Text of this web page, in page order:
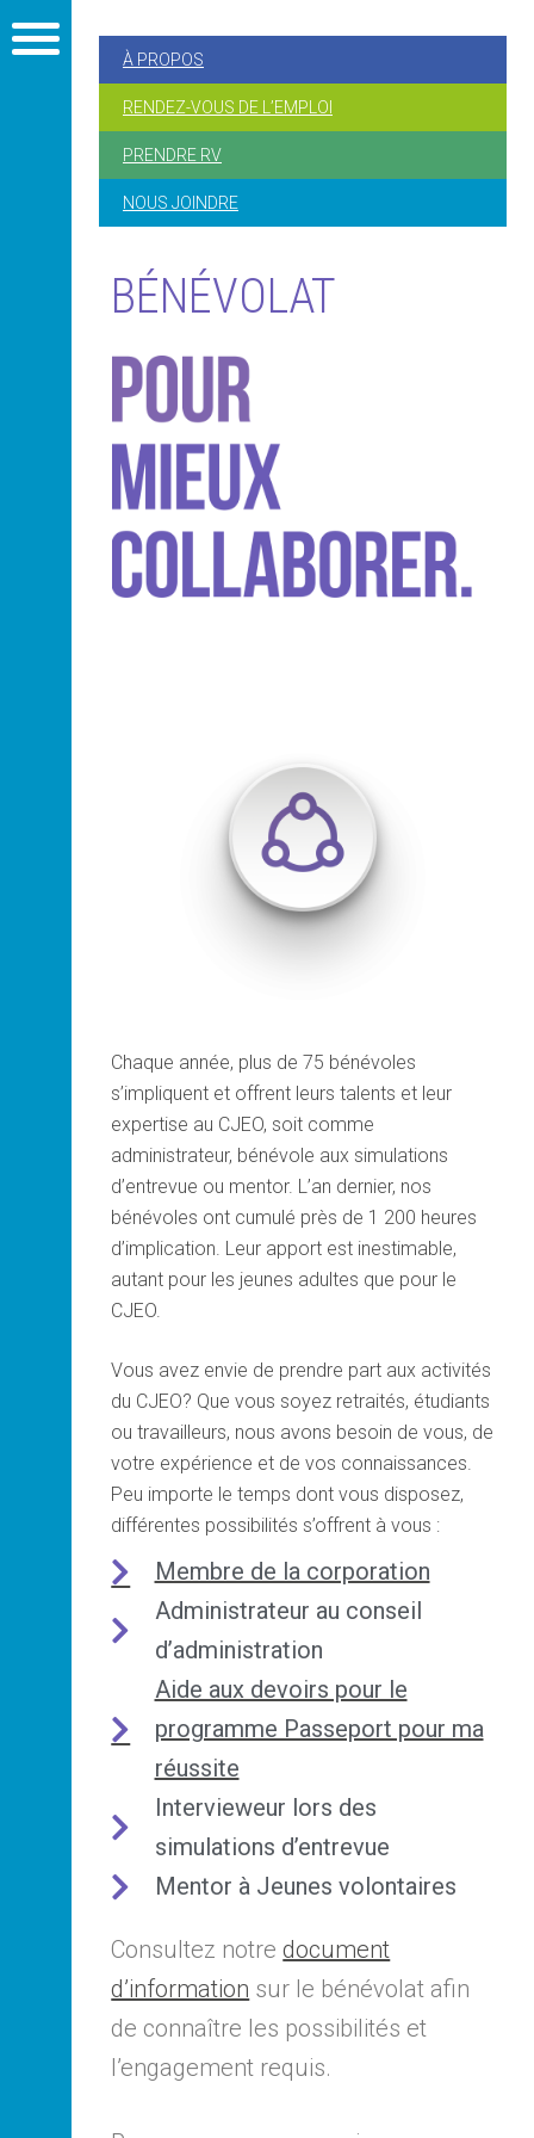
À PROPOS
RENDEZ-VOUS DE L’EMPLOI
PRENDRE RV
NOUS JOINDRE
BÉNÉVOLAT
Chaque année, plus de 75 bénévoles
s’impliquent et offrent leurs talents et leur
expertise au CJEO, soit comme
administrateur, bénévole aux simulations
d’entrevue ou mentor. L’an dernier, nos
bénévoles ont cumulé près de 1 200 heures
d’implication. Leur apport est inestimable,
autant pour les jeunes adultes que pour le
CJEO.
Vous avez envie de prendre part aux activités
du CJEO? Que vous soyez retraités, étudiants
ou travailleurs, nous avons besoin de vous, de
votre expérience et de vos connaissances.
Peu importe le temps dont vous disposez,
différentes possibilités s’offrent à vous :
Membre de la corporation
Administrateur au conseil
d’administration
Aide aux devoirs pour le
programme Passeport pour ma
réussite
Intervieweur lors des
simulations d’entrevue
Mentor à Jeunes volontaires
Consultez notredocument
d’information sur le bénévolat afin
de connaître les possibilités et
l’engagement requis.